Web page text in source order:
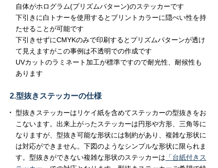
自体がホログラム(プリズムパターン)のステッカーです
下引きに白トナーを使用するとプリントカラーに隠ぺい性を持
たせることが可能です
下引きせずにCMYKのみで印刷するとプリズムパターンが透け
て見えますがこの事例は不透明での作成です
UVカットのラミネート加工が標準ですので耐光性、耐候性も
あります
2.型抜きステッカーの仕様
型抜きステッカーはリケイ紙を含めてステッカーの型抜きをお
こないます。出来上がったステッカーは円形や方形、三角等に
なりますが、型抜き可能な形状には制約があり、複雑な形状に
は対応ができません。下図のようなシンプルな形状に限られま
す。型抜きができない複雑な形状のステッカーは 「台紙付きス